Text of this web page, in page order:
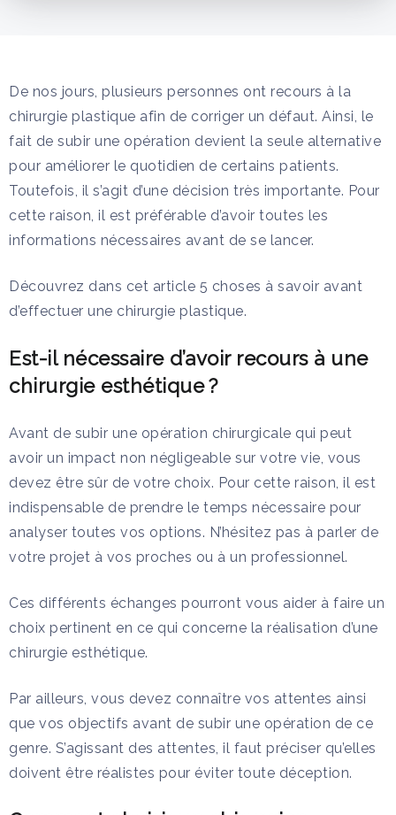
De nos jours, plusieurs personnes ont recours à la
chirurgie plastique afin de corriger un défaut. Ainsi, le
fait de subir une opération devient la seule alternative
pour améliorer le quotidien de certains patients.
Toutefois, il s’agit d’une décision très importante. Pour
cette raison, il est préférable d’avoir toutes les
informations nécessaires avant de se lancer.
Découvrez dans cet article 5 choses à savoir avant
d’effectuer une chirurgie plastique.
Est-il nécessaire d’avoir recours à une
chirurgie esthétique ?
Avant de subir une opération chirurgicale qui peut
avoir un impact non négligeable sur votre vie, vous
devez être sûr de votre choix. Pour cette raison, il est
indispensable de prendre le temps nécessaire pour
analyser toutes vos options. N’hésitez pas à parler de
votre projet à vos proches ou à un professionnel.
Ces différents échanges pourront vous aider à faire un
choix pertinent en ce qui concerne la réalisation d’une
chirurgie esthétique.
Par ailleurs, vous devez connaître vos attentes ainsi
que vos objectifs avant de subir une opération de ce
genre. S’agissant des attentes, il faut préciser qu’elles
doivent être réalistes pour éviter toute déception.